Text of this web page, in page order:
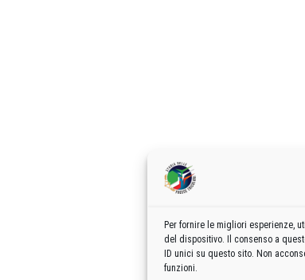
Per fornire le migliori esperienze,
del dispositivo. Il consenso a
ID unici su questo sito. Non
funzioni.